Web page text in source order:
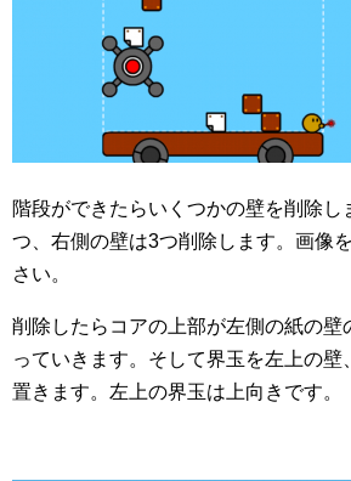
階段ができたらいくつかの壁を削除し
つ、右側の壁は3つ削除します。画像
さい。
削除したらコアの上部が左側の紙の壁
っていきます。そして界玉を左上の壁
置きます。左上の界玉は上向きです。